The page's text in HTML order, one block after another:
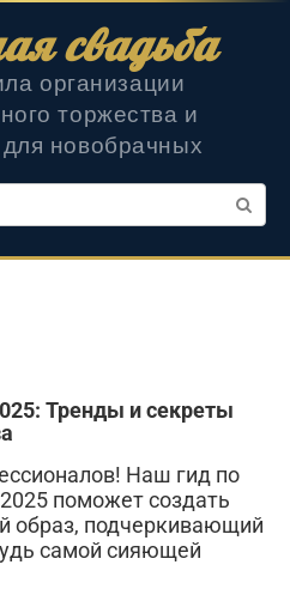
свадьба
организации
торжества и
новобрачных
Тренды и секреты
Наш гид по
поможет создать
образ, подчеркивающий
самой сияющей